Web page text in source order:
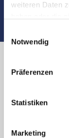
weiteren Daten
Notwendig
Präferenzen
Statistiken
Marketing